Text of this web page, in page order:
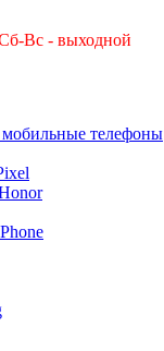
Вс - выходной
телефоны